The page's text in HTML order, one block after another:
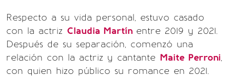
Respecto a su vida personal, estuvo casado
con la actriz Claudia Martín entre 2019 y 2021.
Después de su separación, comenzó una
relación con la actriz y cantante Maite Perroni,
con quien hizo público su romance en 2021.